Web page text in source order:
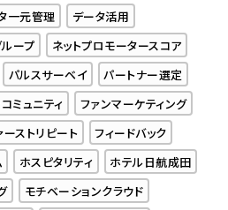
一元管理
データ活用
ープ
ネットプロモータースコア
パルスサーベイ
パートナー選定
ミュニティ
ファンマーケティング
ーストリピート
フィードバック
ホスピタリティ
ホテル日航成田
モチベーションクラウド